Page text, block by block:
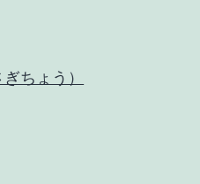
ちょう）